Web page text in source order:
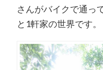
さんがバイクで通っ
と1軒家の世界です。